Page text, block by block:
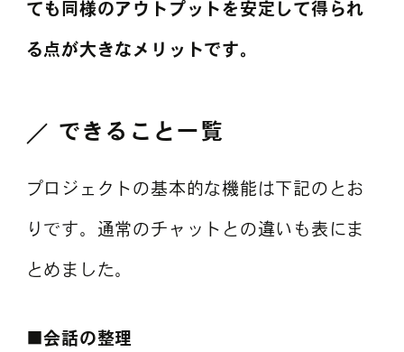
ても同様のアウトプットを安定して得られ
る点が大きなメリットです。
できること一覧
プロジェクトの基本的な機能は下記のとお
りです。通常のチャットとの違いも表にま
とめました。
■会話の整理